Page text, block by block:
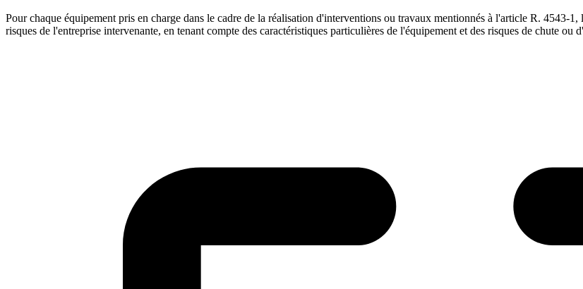
Pour chaque équipement pris en charge dans le cadre de la réalisation d'interventions ou travaux mentionnés à l'article R. 4543-
risques de l'entreprise intervenante, en tenant compte des caractéristiques particulières de l'équipement et des risques de chute ou